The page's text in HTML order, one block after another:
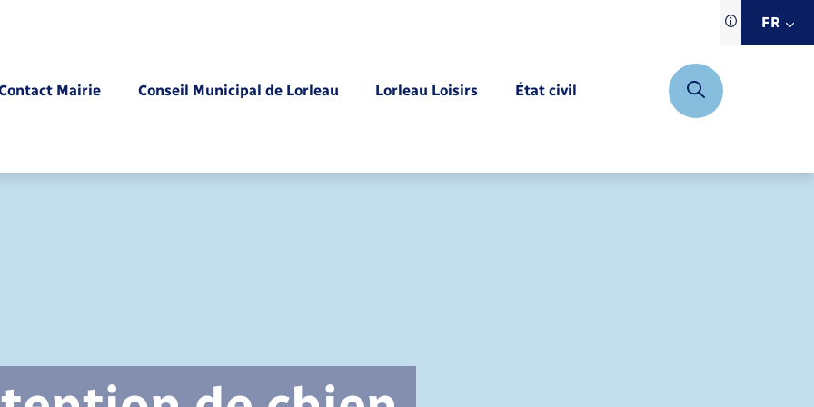
Traduction
siteFR
Mairie Conseil Municipal de Lorleau Lorleau Loisirs État civil